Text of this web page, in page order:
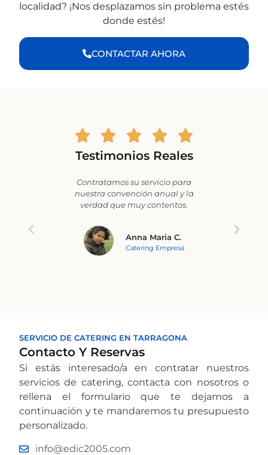
localidad? ¡Nos desplazamos sin problema estés
donde estés!
CONTACTAR AHORA
Testimonios Reales
Contratamos su servicio para
nuestra convención anual y la
verdad que muy contentos.
Anna Maria C.
Catering Empresa
SERVICIO DE CATERING EN TARRAGONA
Contacto Y Reservas
Si estás interesado/a en contratar nuestros
servicios de catering, contacta con nosotros o
rellena el formulario que te dejamos a
continuación y te mandaremos tu presupuesto
personalizado.
info@edic2005.com